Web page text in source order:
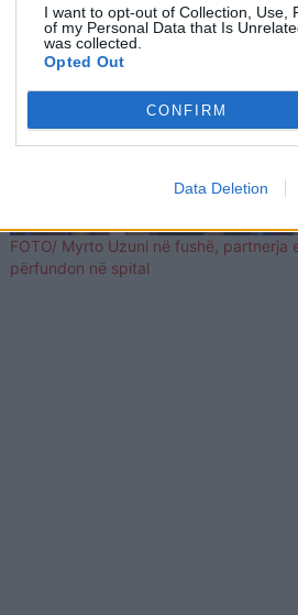
I want to opt-out of Collection, Use,
of my Personal Data that Is
was collected.
Opted Out
CONFIRM
Data Deletion
FOTO/ Myrto Uzuni në fushë, partnerja
përfundon në spital